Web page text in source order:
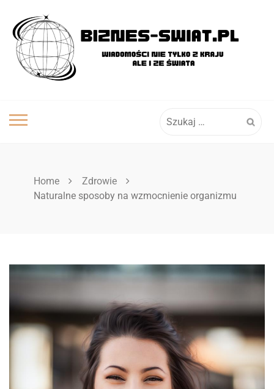
content
Home
Zdrowie
Naturalne sposoby na wzmocnienie organizmu